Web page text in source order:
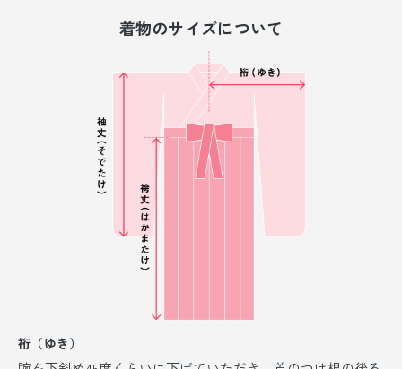
着物のサイズについて
裄（ゆき）